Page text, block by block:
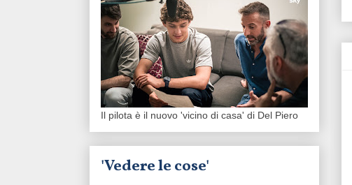
Il pilota è il nuovo 'vicino di casa' di Del Piero
'Vedere le cose'